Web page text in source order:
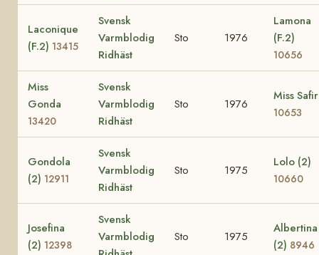
Laconique
(F.2) 13415
Svensk
Varmblodig
Ridhäst
Sto 1976
Lamona
(F.2)
10656
Miss
Gonda
13420
Svensk
Varmblodig
Ridhäst
Sto 1976
Miss Safir
10653
Gondola
(2) 12911
Svensk
Varmblodig
Ridhäst
Sto 1975
Lolo (2)
10660
Josefina
(2) 12398
Svensk
Varmblodig
Sto 1975
Albertina
(2) 8946